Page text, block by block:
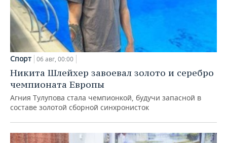
Спорт 06 авг, 00:00
Никита Шлейхер завоевал золото и серебро
чемпионата Европы
Агния Тулупова стала чемпионкой, будучи запасной в
составе золотой сборной синхронисток